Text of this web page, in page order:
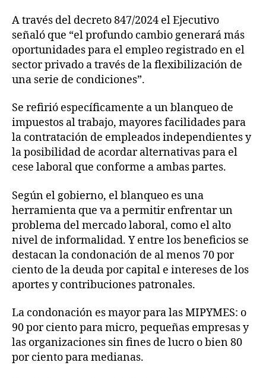
A través del decreto 847/2024 el Ejecutivo
señaló que “el profundo cambio generará más
oportunidades para el empleo registrado en el
sector privado a través de la flexibilización de
una serie de condiciones”.
Se refirió específicamente a un blanqueo de
impuestos al trabajo, mayores facilidades para
la contratación de empleados independientes y
la posibilidad de acordar alternativas para el
cese laboral que conforme a ambas partes.
Según el gobierno, el blanqueo es una
herramienta que va a permitir enfrentar un
problema del mercado laboral, como el alto
nivel de informalidad. Y entre los beneficios se
destacan la condonación de al menos 70 por
ciento de la deuda por capital e intereses de los
aportes y contribuciones patronales.
La condonación es mayor para las MIPYMES: o
90 por ciento para micro, pequeñas empresas y
las organizaciones sin fines de lucro o bien 80
por ciento para medianas.